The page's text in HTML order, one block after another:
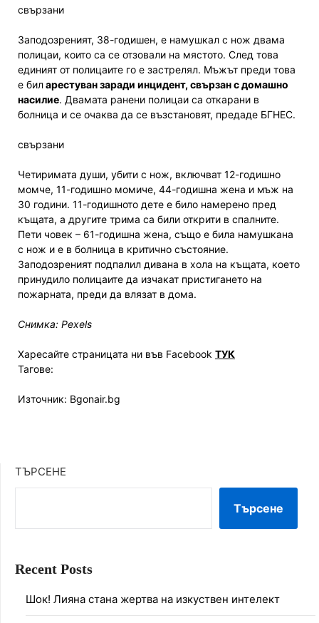
свързани
Заподозреният, 38-годишен, е намушкал с нож двама
полицаи, които са се отзовали на мястото. След това
единият от полицаите го е застрелял. Мъжът преди това
е биларестуван заради инцидент, свързан с домашно
насилие. Двамата ранени полицаи са откарани в
болница и се очаква да се възстановят, предаде БГНЕС.
свързани
Четиримата души, убити с нож, включват 12-годишно
момче, 11-годишно момиче, 44-годишна жена и мъж на
30 години. 11-годишното дете е било намерено пред
къщата, а другите трима са били открити в спалните.
Пети човек – 61-годишна жена, също е била намушкана
с нож и е в болница в критично състояние.
Заподозреният подпалил дивана в хола на къщата, което
принудило полицаите да изчакат пристигането на
пожарната, преди да влязат в дома.
Снимка: Pexels
Харесайте страницата ни във Facebook ТУК
Тагове:
Източник: Bgonair.bg
ТЪРСЕНЕ
Търсене
Recent Posts
Шок! Лияна стана жертва на изкуствен интелект